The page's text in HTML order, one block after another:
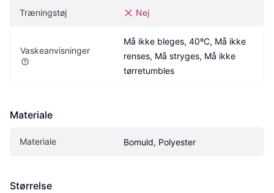
Træningstøj Nej
Vaskeanvisninger
Må ikke bleges, 40ºC, Må ikke
renses, Må stryges, Må ikke
tørretumbles
Materiale
Materiale Bomuld, Polyester
Størrelse